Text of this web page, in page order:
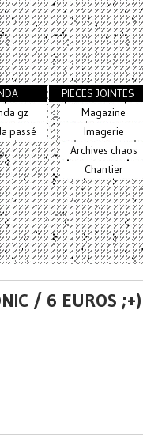
gz
passé
PIECES JOINTES
Magazine
Imagerie
Archives chaos
Chantier
/ 6 EUROS ;+)